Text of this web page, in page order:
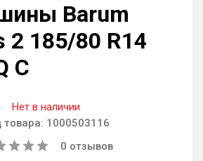
Barum
2 185/80 R14
C
Нет в наличии
товара: 1000503116
0 отзывов